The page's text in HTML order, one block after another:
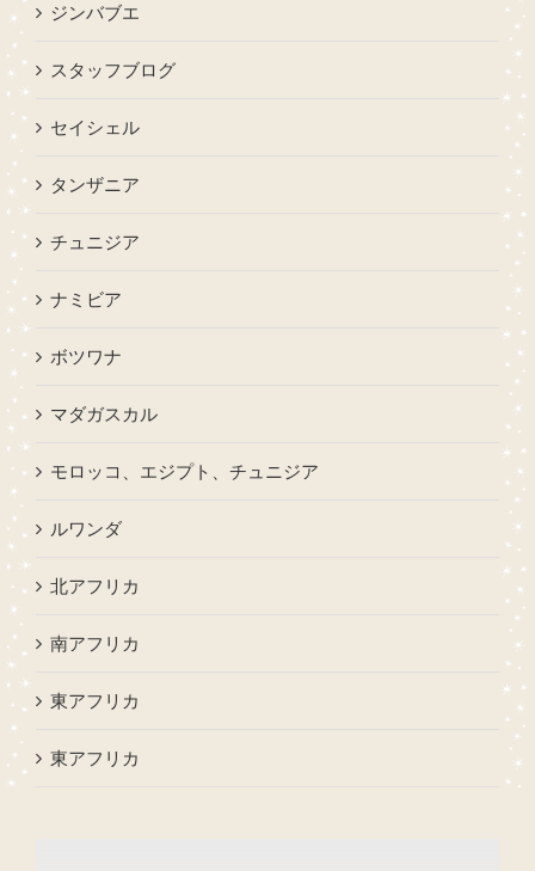
ジンバブエ
スタッフブログ
セイシェル
タンザニア
チュニジア
ナミビア
ボツワナ
マダガスカル
モロッコ、エジプト、チュニジア
ルワンダ
北アフリカ
南アフリカ
東アフリカ
東アフリカ